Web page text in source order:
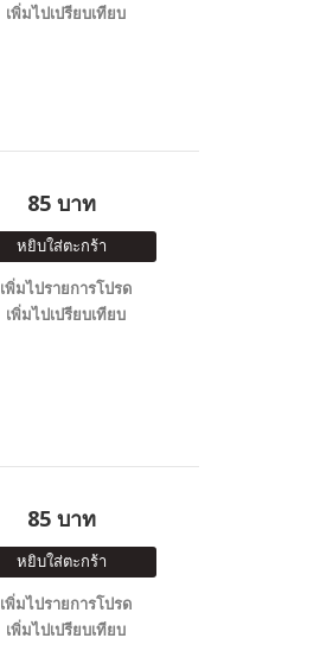
เพิ่มไปเปรียบเทียบ
85 บาท
หยิบใส่ตะกร้า
เพิ่มไปรายการโปรด
เพิ่มไปเปรียบเทียบ
85 บาท
หยิบใส่ตะกร้า
เพิ่มไปรายการโปรด
เพิ่มไปเปรียบเทียบ